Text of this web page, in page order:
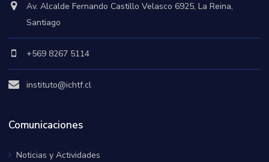
Av. Alcalde Fernando Castillo Velasco 6925, La Reina,
Santiago
+569 8267 5114
instituto@ichtf.cl
Comunicaciones
Noticias y Actividades